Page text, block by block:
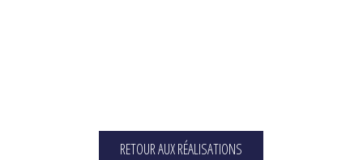
RETOUR AUX RÉALISATIONS